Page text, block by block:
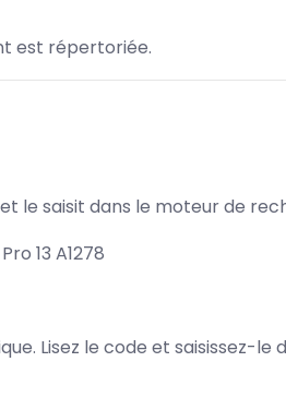
est répertoriée.
le saisit dans le moteur de
13 A1278
Lisez le code et saisissez-le